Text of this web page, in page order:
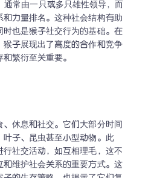
常由一只或多只雄性领导，而
力量排名。这种社会结构有助
也是猴子社交行为的基础。在
子展现出了高度的合作和竞争
繁衍至关重要。
休息和社交。它们大部分时间
子、昆虫甚至小型动物。此
社交活动，如互相理毛，这不
维护社会关系的重要方式。这